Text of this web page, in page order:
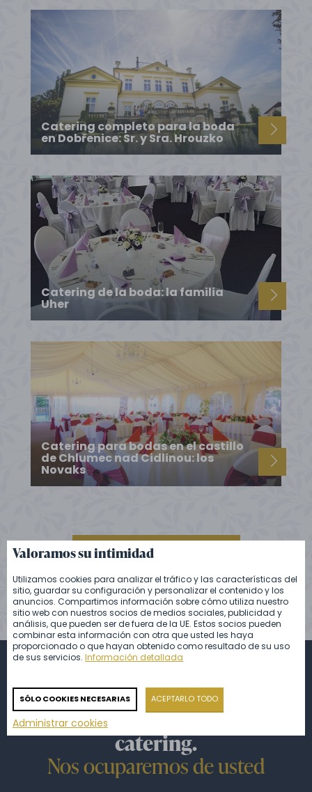
Catering completo para la boda
en Dobřenice: Sr. y Sra. Hrouzko
Catering de la boda: la familia
Uher
Catering para bodas en el castillo
de Chlumec nad Cidlinou: los
Novaks
VER TODAS LAS REFERENCIAS
Pregúntenos lo que quiera o
solicite directamente el
catering.
Nos ocuparemos de usted
Valoramos su intimidad
Utilizamos cookies para analizar el tráfico y las características del
sitio, guardar su configuración y personalizar el contenido y los
anuncios. Compartimos información sobre cómo utiliza nuestro
sitio web con nuestros socios de medios sociales, publicidad y
análisis, que pueden ser de fuera de la UE. Estos socios pueden
combinar esta información con otra que usted les haya
proporcionado o que hayan obtenido como resultado de su uso
de sus servicios.Información detallada
SÓLO COOKIES NECESARIAS ACEPTARLO TODO
Administrar cookies